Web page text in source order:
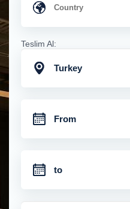
Teslim Al:
Turkey